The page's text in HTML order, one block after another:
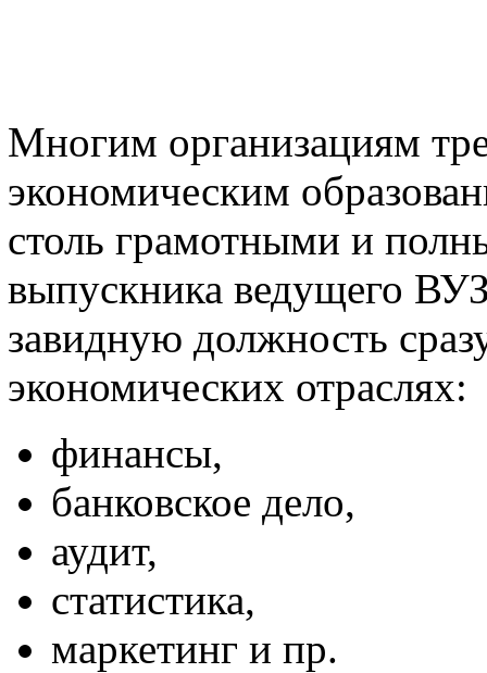
Многим организациям
экономическим
столь грамотными и
выпускника ведущего
завидную должность
экономических отраслях:
финансы,
банковское дело,
аудит,
статистика,
маркетинг и пр.